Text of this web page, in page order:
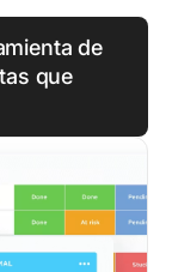
de
que